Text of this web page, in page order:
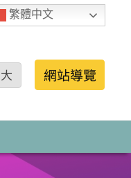
繁體中文
大 網站導覽